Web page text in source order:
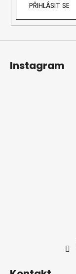
PŘIHLÁSIT SE
Instagram